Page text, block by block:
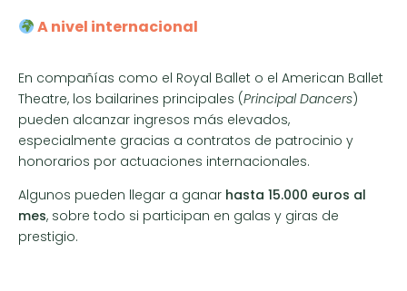
A nivel internacional
En compañías como el Royal Ballet o el American Ballet
Theatre, los bailarines principales (Principal Dancers)
pueden alcanzar ingresos más elevados,
especialmente gracias a contratos de patrocinio y
honorarios por actuaciones internacionales.
Algunos pueden llegar a ganar hasta 15.000 euros al
mes, sobre todo si participan en galas y giras de
prestigio.